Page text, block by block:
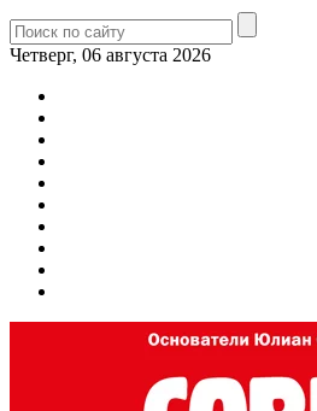
Четверг, 06 августа 2026